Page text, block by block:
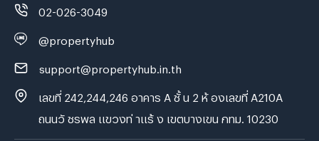
02-026-3049
@propertyhub
support@propertyhub.in.th
เลขที่ 242,244,246 อาคาร A ชั้ น 2 ห้ องเลขที่ A210A
ถนนวั ชรพล แขวงท่ าแร้ ง เขตบางเขน กทม. 10230